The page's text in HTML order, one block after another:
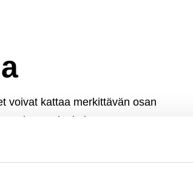
voivat kattaa merkittävän osan
investoinnin kannattavuutta. Powera
jotta jokainen yritys voi hyödyntää